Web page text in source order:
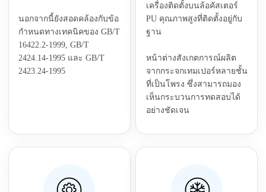
นอกจากนี้ยังสอดคล้องกับข้อ
กำหนดทางเทคนิคของ GB/T
16422.2-1999, GB/T
2424.14-1995 และ GB/T
2423.24-1995
เครื่องติดตั้งบนล้อคัสเตอร์
PU คุณภาพสูงที่ติดตั้งอยู่กับ
ฐาน
หน้าต่างสังเกตการณ์ผลิต
จากกระจกเทมเปอร์หลายชั้น
ที่เป็นโพรง ซึ่งสามารถมอง
เห็นกระบวนการทดสอบได้
อย่างชัดเจน